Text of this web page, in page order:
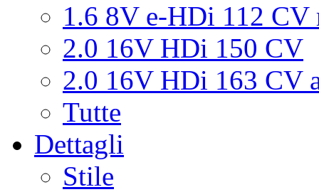
1.6 8V e-HDi 112 CV
2.0 16V HDi 150 CV
2.0 16V HDi 163 CV
Tutte
Dettagli
Stile